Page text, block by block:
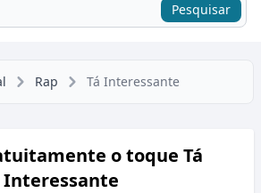
Pesquisar
Rap Tá Interessante
o toque Tá
Interessante